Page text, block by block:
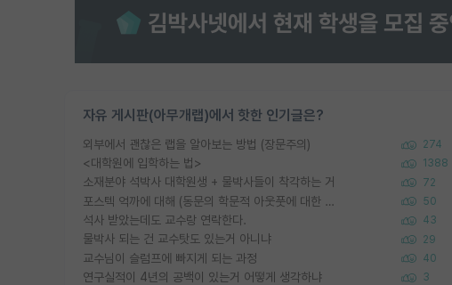
자유 게시판(아무개랩)에서 핫한 인기글은?
외부에서 괜찮은 랩을 알아보는 방법 (장문주의) 274
<대학원에 입학하는 법> 1388
소재분야 석박사 대학원생 + 물박사들이 착각하는 거 72
포스텍 억까에 대해 (동문의 학문적 아웃풋에 대한 반박) 50
석사 받았는데도 교수랑 연락한다. 43
물박사 되는 건 교수탓도 있는거 아니냐 29
교수님이 슬럼프에 빠지게 되는 과정 40
연구실적이 4년의 공백이 있는거 어떻게 생각하냐 3